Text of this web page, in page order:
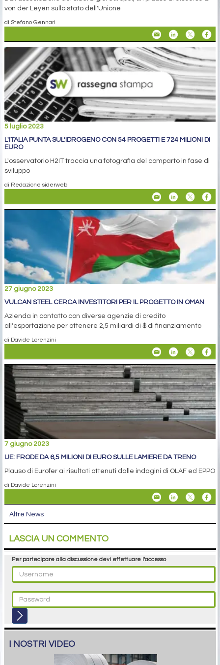
von der Leyen sullo stato dell'Unione
di Stefano Gennari
5 luglio 2023
L'ITALIA PUNTA SUL'IDROGENO CON 54 PROGETTI E 724 MILIONI DI
EURO
L'osservatorio H2IT traccia una fotografia del comparto in fase di
sviluppo
di Redazione siderweb
27 giugno 2023
VULCAN STEEL CERCA INVESTITORI PER IL PROGETTO IN OMAN
Azienda in contatto con diverse agenzie di credito
all'esportazione per ottenere 2,5 miliardi di $ di finanziamento
di Davide Lorenzini
7 giugno 2023
UE: FRODE DA 6,5 MILIONI DI EURO SULLE LAMIERE DA TRENO
Plauso di Eurofer ai risultati ottenuti dalle indagini di OLAF ed EPPO
di Davide Lorenzini
Altre News
LASCIA UN COMMENTO
Per partecipare alla discussione devi effettuare l'accesso
I NOSTRI VIDEO